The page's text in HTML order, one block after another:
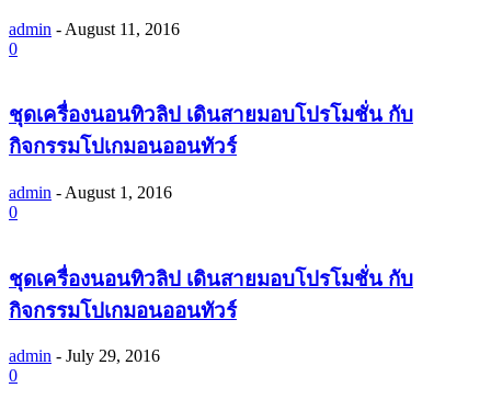
admin - August 11, 2016
0
ชุดเครื่องนอนทิวลิป เดินสายมอบโปรโมชั่น กับ
กิจกรรมโปเกมอนออนทัวร์
admin - August 1, 2016
0
ชุดเครื่องนอนทิวลิป เดินสายมอบโปรโมชั่น กับ
กิจกรรมโปเกมอนออนทัวร์
admin - July 29, 2016
0